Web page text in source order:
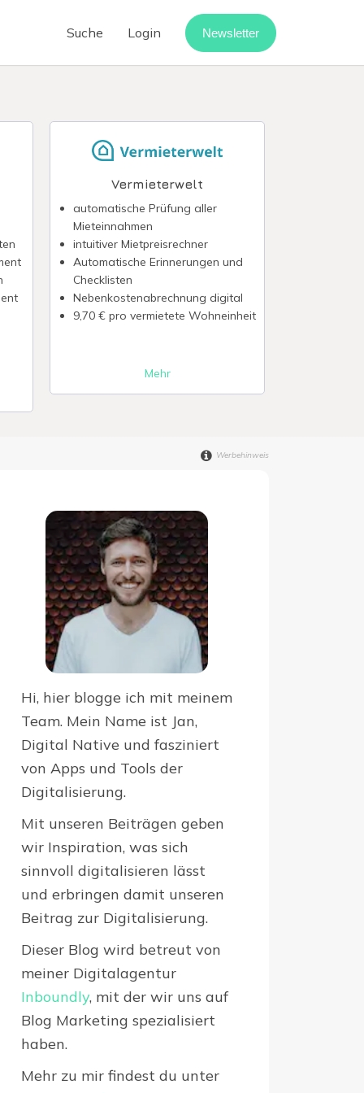
Suche Login Newsletter
Vermietung digitalisieren
Webinar-Software
Digitaler Rechnungseingang
Vermieterwelt
automatische Prüfung aller
Mieteinnahmen
intuitiver Mietpreisrechner
Automatische Erinnerungen und
Checklisten
Nebenkostenabrechnung digital
9,70 € pro vermietete Wohneinheit
Mehr
Werbehinweis
Hi, hier blogge ich mit meinem
Team. Mein Name ist Jan,
Digital Native und fasziniert
von Apps und Tools der
Digitalisierung.
Mit unseren Beiträgen geben
wir Inspiration, was sich
sinnvoll digitalisieren lässt
und erbringen damit unseren
Beitrag zur Digitalisierung.
Dieser Blog wird betreut von
meiner Digitalagentur
Inboundly, mit der wir uns auf
Blog Marketing spezialisiert
haben.
Mehr zu mir findest du unter